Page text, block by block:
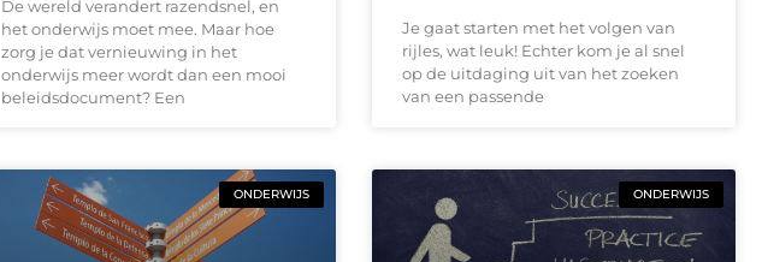
De wereld verandert razendsnel, en
het onderwijs moet mee. Maar hoe
zorg je dat vernieuwing in het
onderwijs meer wordt dan een mooi
beleidsdocument? Een
Je gaat starten met het volgen van
rijles, wat leuk! Echter kom je al snel
op de uitdaging uit van het zoeken
van een passende
ONDERWIJS ONDERWIJS